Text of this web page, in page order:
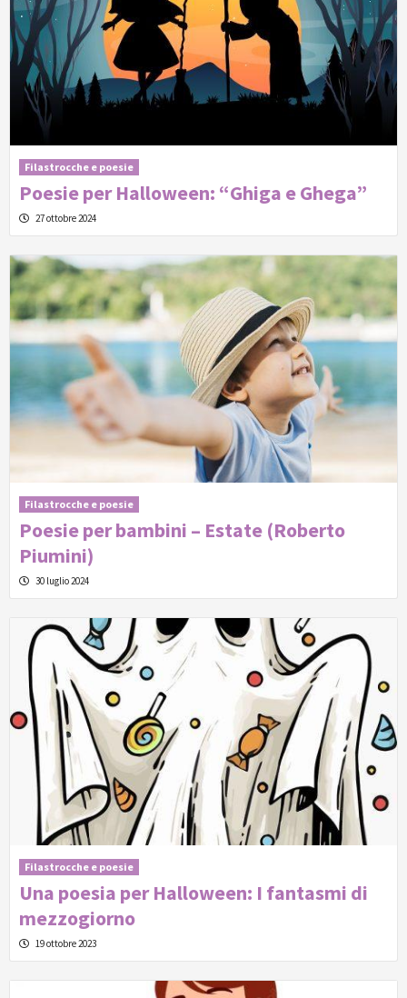
Filastrocche e poesie
Poesie per Halloween: “Ghiga e Ghega”
27 ottobre 2024
Filastrocche e poesie
Poesie per bambini – Estate (Roberto
Piumini)
30 luglio 2024
Filastrocche e poesie
Una poesia per Halloween: I fantasmi di
mezzogiorno
19 ottobre 2023